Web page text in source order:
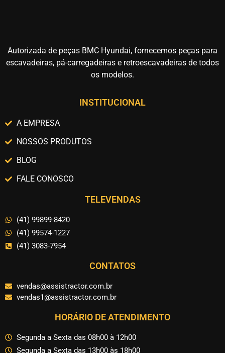
Autorizada de peças BMC Hyundai, fornecemos peças para
escavadeiras, pá-carregadeiras e retroescavadeiras de todos
os modelos.
INSTITUCIONAL
A EMPRESA
NOSSOS PRODUTOS
BLOG
FALE CONOSCO
TELEVENDAS
(41) 99899-8420
(41) 99574-1227
(41) 3083-7954
CONTATOS
vendas@assistractor.com.br
vendas1@assistractor.com.br
HORÁRIO DE ATENDIMENTO
Segunda a Sexta das 08h00 à 12h00
Segunda a Sexta das 13h00 às 18h00